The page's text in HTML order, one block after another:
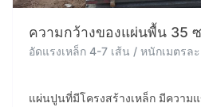
ความกว้างของแผ่นพื้น 35
อัดแรงเหล็ก 4-7 เส้น / หนักเมตรล
แผ่นปูนที่มีโครงสร้างเหล็ก มีความ